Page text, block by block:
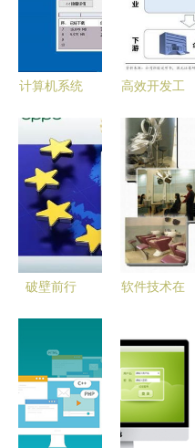
计算机系统
攻略 从日
常使用到软
件开发入门
高效开发工
Spacesniffer
NDM与
PandaOCR
的获取与整
合
破壁前行
的荆棘之路
软件技术在
的多元化应
用与风水命
理的网络关
联